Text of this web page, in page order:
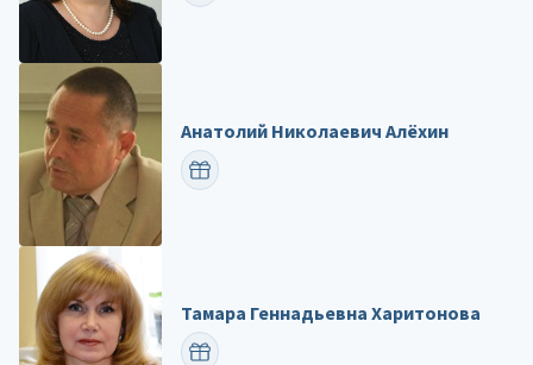
Анатолий Николаевич Алёхин
ПОЗДРАВИТЬ
Тамара Геннадьевна Харитонова
ПОЗДРАВИТЬ